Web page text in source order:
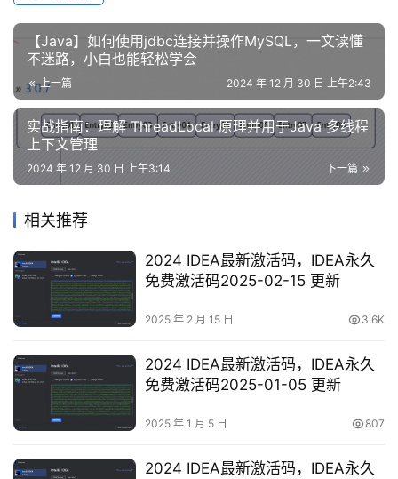
【Java】如何使用jdbc连接并操作MySQL，一文读懂
不迷路，小白也能轻松学会
上一篇 2024 年 12 月 30 日 上午2:43
实战指南：理解 ThreadLocal 原理并用于Java 多线程
上下文管理
下一篇
2024 年 12 月 30 日 上午3:14
相关推荐
2024 IDEA最新激活码，IDEA永久
免费激活码2025-02-15 更新
2025 年 2 月 15 日 3.6K
2024 IDEA最新激活码，IDEA永久
免费激活码2025-01-05 更新
2025 年 1 月 5 日 807
2024 IDEA最新激活码，IDEA永久